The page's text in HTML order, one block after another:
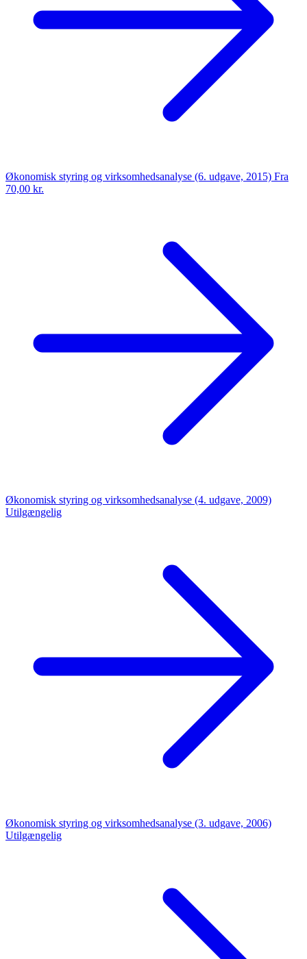
Økonomisk styring og virksomhedsanalyse (6. udgave, 2015) Fra
70,00 kr.
Økonomisk styring og virksomhedsanalyse (4. udgave, 2009)
Utilgængelig
Økonomisk styring og virksomhedsanalyse (3. udgave, 2006)
Utilgængelig